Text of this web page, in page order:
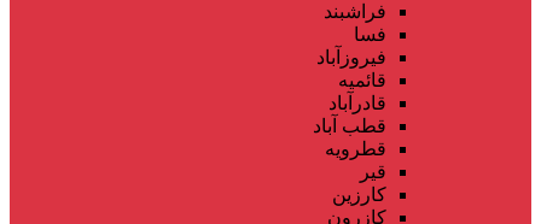
فراشبند
فسا
فیروزآباد
قائمیه
قادرآباد
قطب آباد
قطرویه
قیر
کارزین
کازرون